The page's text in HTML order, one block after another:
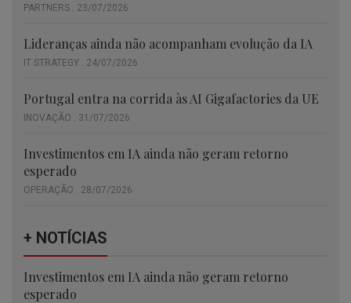
PARTNERS . 23/07/2026
Lideranças ainda não acompanham evolução da IA
IT STRATEGY . 24/07/2026
Portugal entra na corrida às AI Gigafactories da UE
INOVAÇÃO . 31/07/2026
Investimentos em IA ainda não geram retorno
esperado
OPERAÇÃO . 28/07/2026
+ NOTÍCIAS
Investimentos em IA ainda não geram retorno
esperado